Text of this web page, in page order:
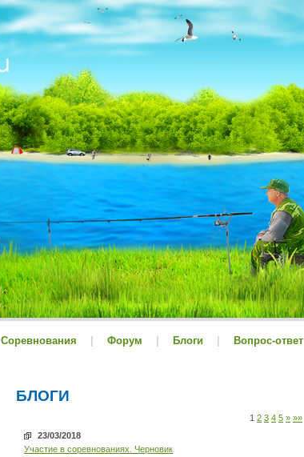
Соревнования Форум Блоги Вопрос-ответ
БЛОГИ
1 2 3 4 5 » »»
23/03/2018
Участие в соревнованиях. Черновик